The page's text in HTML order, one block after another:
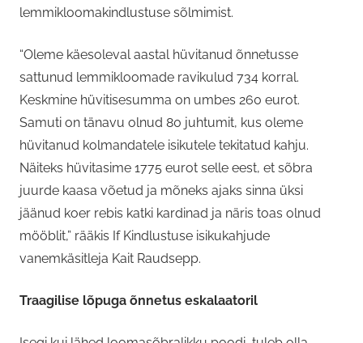
lemmikloomakindlustuse sõlmimist.
“Oleme käesoleval aastal hüvitanud õnnetusse
sattunud lemmikloomade ravikulud 734 korral.
Keskmine hüvitisesumma on umbes 260 eurot.
Samuti on tänavu olnud 80 juhtumit, kus oleme
hüvitanud kolmandatele isikutele tekitatud kahju.
Näiteks hüvitasime 1775 eurot selle eest, et sõbra
juurde kaasa võetud ja mõneks ajaks sinna üksi
jäänud koer rebis katki kardinad ja näris toas olnud
mööblit,” rääkis If Kindlustuse isikukahjude
vanemkäsitleja Kait Raudsepp.
Traagilise lõpuga õnnetus eskalaatoril